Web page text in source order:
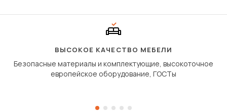
сиденье не
дугообразной
ВЫСОКОЕ КАЧЕСТВО МЕБЕЛИ
Безопасные материалы и комплектующие, высокоточное
европейское оборудование, ГОСТы